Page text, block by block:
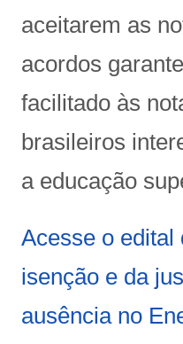
aceitarem as
acordos
facilitado às
brasileiros
a educação
Acesse o edital
isenção e da
ausência no